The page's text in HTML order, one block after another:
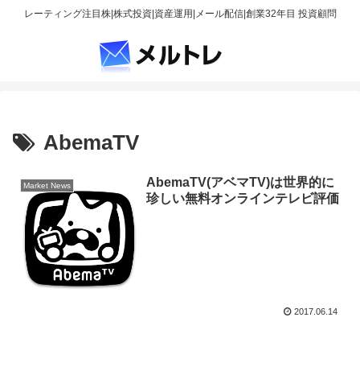
レーティング注目株|株式投資|資産運用|メール配信|創業32年目 投資顧問
AbemaTV
Market News
AbemaTV(アベマTV)は世界的に
珍しい無料オンラインテレビ評価
2017.06.14